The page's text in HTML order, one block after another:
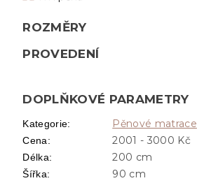
ROZMĚRY
PROVEDENÍ
DOPLŇKOVÉ PARAMETRY
Kategorie: Pěnové matrace
Cena: 2001 - 3000 Kč
Délka: 200 cm
Šířka: 90 cm